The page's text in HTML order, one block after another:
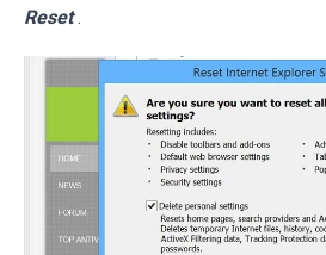
Reset .